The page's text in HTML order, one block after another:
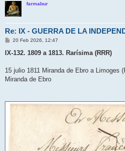
farmabur
Re: IX - GUERRA DE LA
M
n
j
e
20 Feb 2026, 12:47
IX-132. 1809 a 1813. Rarísima (RRR)
15 julio 1811 Miranda de Ebro a Limoges
Miranda de Ebro